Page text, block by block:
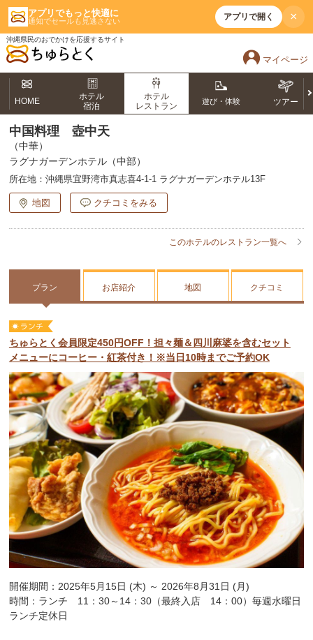
アプリでもっと快適に
通知でセールも見逃さない アプリで開く ×
沖縄県民のおでかけを応援するサイト
マイページ
HOME
ホテル
宿泊
ホテル
レストラン
遊び・体験 ツアー
中国料理 壺中天
（中華）
ラグナガーデンホテル（中部）
所在地： 沖縄県宜野湾市真志喜4-1-1 ラグナガーデンホテル13F
地図 クチコミをみる
このホテルのレストラン一覧へ
プラン お店紹介 地図 クチコミ
ちゅらとく会員限定450円OFF！担々麺＆四川麻婆を含むセット
メニューにコーヒー・紅茶付き！※当日10時までご予約OK
開催期間：2025年5月15日 (木) ～ 2026年8月31日 (月)
時間：ランチ 11：30～14：30（最終入店 14：00）毎週水曜日
ランチ定休日